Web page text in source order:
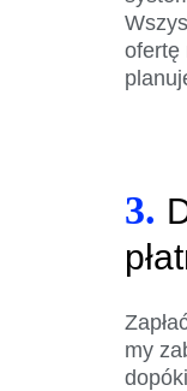
ofertę
3.
my